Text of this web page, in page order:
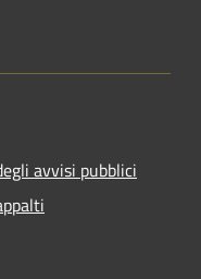
avvisi pubblici